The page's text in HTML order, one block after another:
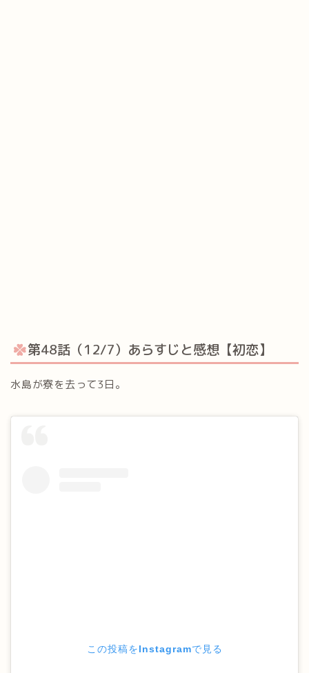
第48話（12/7）あらすじと感想【初恋】
水島が寮を去って3日。
この投稿をInstagramで見る